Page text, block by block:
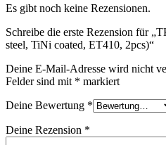
Es gibt noch keine Rezensionen.
Schreibe die erste Rezension für
steel, TiNi coated, ET410, 2pcs)“
Deine E-Mail-Adresse wird nicht
Felder sind mit * markiert
Deine Bewertung *
Deine Rezension *